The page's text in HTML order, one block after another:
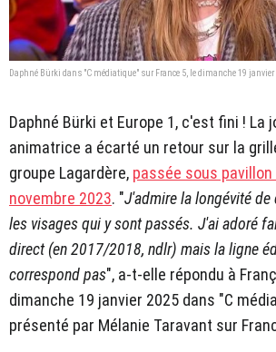
Daphné Bürki dans "C médiatique" sur France 5, le dimanche 19 janvier
Daphné Bürki et Europe 1, c'est fini ! La
animatrice a écarté un retour sur la
groupe Lagardère, passée sous
novembre 2023. "J'admire la longévité
les visages qui y sont passés. J'ai adoré
direct (en 2017/2018, ndlr) mais la ligne
correspond pas", a-t-elle répondu à
dimanche 19 janvier 2025 dans "C
présenté par Mélanie Taravant sur